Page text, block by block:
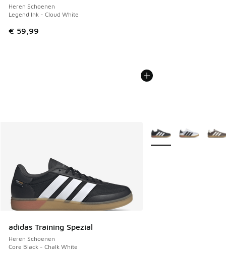
Heren Schoenen
Legend Ink - Cloud White
€ 59,99
adidas Training Spezial
Heren Schoenen
Core Black - Chalk White
Meer kleuren